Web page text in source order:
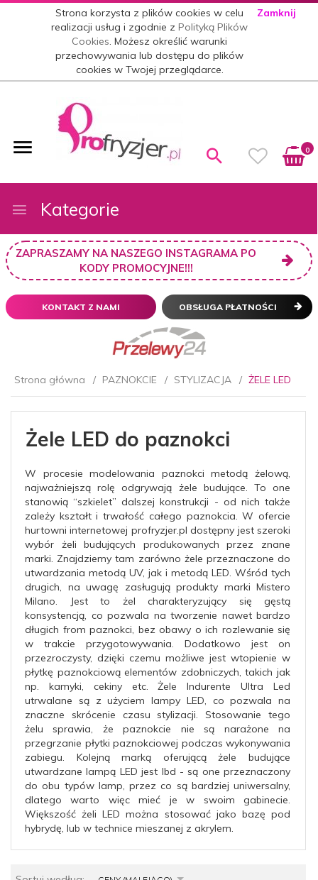
Strona korzysta z plików cookies w celu
realizacji usług i zgodnie zPolityką Plików
Cookies. Możesz określić warunki
przechowywania lub dostępu do plików
cookies w Twojej przeglądarce.
Zamknij
0
Kategorie
ZAPRASZAMY NA NASZEGO INSTAGRAMA PO
KODY PROMOCYJNE!!!
KONTAKT Z NAMI OBSŁUGA PŁATNOŚCI
Strona główna PAZNOKCIE STYLIZACJA ŻELE LED
Żele LED do paznokci
W procesie modelowania paznokci metodą żelową,
najważniejszą rolę odgrywają żele budujące. To one
stanowią “szkielet” dalszej konstrukcji - od nich także
zależy kształt i trwałość całego paznokcia. W ofercie
hurtowni internetowej profryzjer.pl dostępny jest szeroki
wybór żeli budujących produkowanych przez znane
marki. Znajdziemy tam zarówno żele przeznaczone do
utwardzania metodą UV, jak i metodą LED. Wśród tych
drugich, na uwagę zasługują produkty marki Mistero
Milano. Jest to żel charakteryzujący się gęstą
konsystencją, co pozwala na tworzenie nawet bardzo
długich from paznokci, bez obawy o ich rozlewanie się
w trakcie przygotowywania. Dodatkowo jest on
przezroczysty, dzięki czemu możliwe jest wtopienie w
płytkę paznokciową elementów zdobniczych, takich jak
np. kamyki, cekiny etc. Żele Indurente Ultra Led
utrwalane są z użyciem lampy LED, co pozwala na
znaczne skrócenie czasu stylizacji. Stosowanie tego
żelu sprawia, że paznokcie nie są narażone na
przegrzanie płytki paznokciowej podczas wykonywania
zabiegu. Kolejną marką oferującą żele budujące
utwardzane lampą LED jest Ibd - są one przeznaczony
do obu typów lamp, przez co są bardziej uniwersalny,
dlatego warto więc mieć je w swoim gabinecie.
Większość żeli LED można stosować jako bazę pod
hybrydę, lub w technice mieszanej z akrylem.
sort